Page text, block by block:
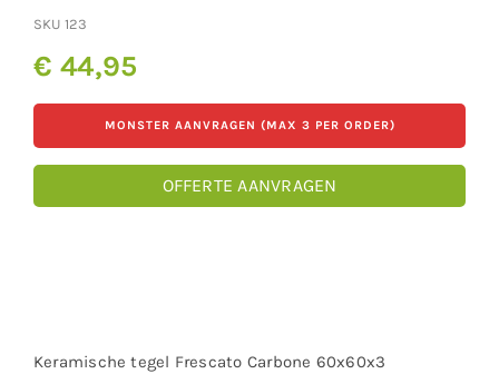
SKU 123
€ 44,95
MONSTER AANVRAGEN (MAX 3 PER ORDER)
OFFERTE AANVRAGEN
Keramische tegel Frescato Carbone 60x60x3